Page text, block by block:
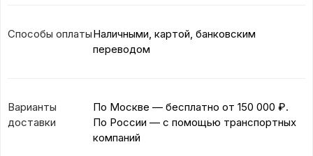
Способы оплатыНаличными, картой, банковским
переводом
Варианты
доставки
По Москве — бесплатно от 150 000 ₽.
По России — с помощью транспортных
компаний